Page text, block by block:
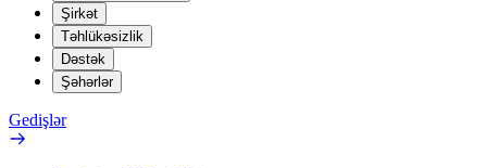
Şirkət
Təhlükəsizlik
Dəstək
Şəhərlər
Gedişlər